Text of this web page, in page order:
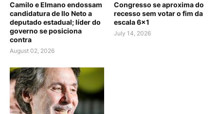
Camilo e Elmano endossam
candidatura de Ilo Neto a
deputado estadual; líder do
governo se posiciona
contra
August 02, 2026
Congresso se aproxima do
recesso sem votar o fim da
escala 6×1
July 14, 2026